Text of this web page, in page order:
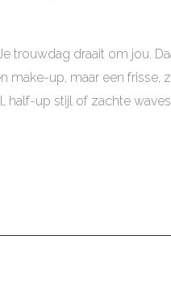
trouwdag draait om jou.
up, maar een frisse,
up stijl of zachte